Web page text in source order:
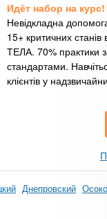
Идёт набор на курс!
Невідкладна
15+ критичних станів
ТЕЛА. 70% практики
стандартами.
клієнтів у
Днепровский